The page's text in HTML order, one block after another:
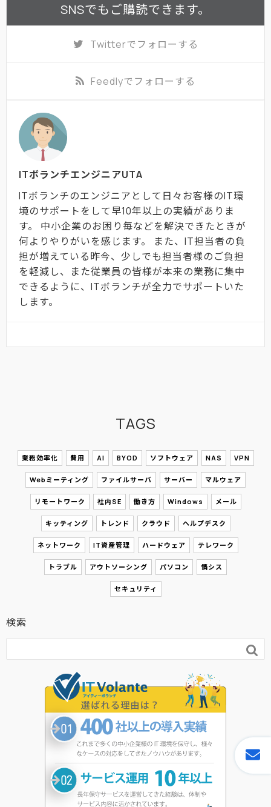
SNSでもご購読できます。
Twitterでフォローする
Feedlyでフォローする
ITボランチエンジニアUTA
ITボランチのエンジニアとして日々お客様のIT環
境のサポートをして早10年以上の実績がありま
す。 中小企業のお困り毎などを解決できたときが
何よりやりがいを感じます。 また、IT担当者の負
担が増えている昨今、少しでも担当者様のご負担
を軽減し、また従業員の皆様が本来の業務に集中
できるように、ITボランチが全力でサポートいた
します。
TAGS
業務効率化 費用 AI BYOD ソフトウェア NAS VPN
Webミーティング ファイルサーバ サーバー マルウェア
リモートワーク 社内SE 働き方 Windows メール
キッティング トレンド クラウド ヘルプデスク
ネットワーク IT資産管理 ハードウェア テレワーク
トラブル アウトソーシング パソコン 情シス
セキュリティ
検索